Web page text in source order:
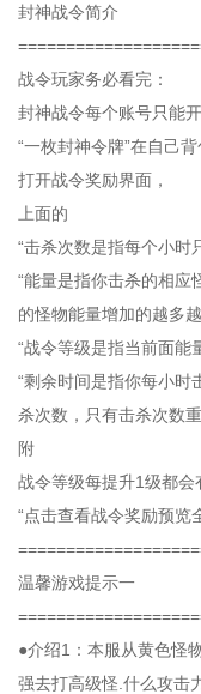
封神战令简介
战令玩家务必看完：
封神战令每个账号只能
“一枚封神令牌”在自己
打开战令奖励界面，
上面的
“击杀次数是指每个小时
“能量是指你击杀的相应
的怪物能量增加的越多
“战令等级是指当前面能
“剩余时间是指你每小时
杀次数，只有击杀次数
附
战令等级每提升1级都会
“点击查看战令奖励预览
温馨游戏提示一
●介绍1：本服从黄色怪
强去打高级怪.什么攻击